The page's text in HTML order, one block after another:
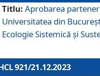
Titlu: Aprobarea
Universitatea din
Ecologie Sistemică și
921/21.12.2023